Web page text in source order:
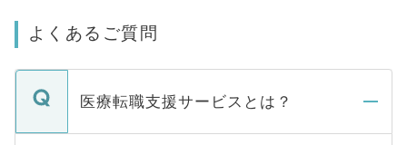
よくあるご質問
医療転職支援サービスとは？